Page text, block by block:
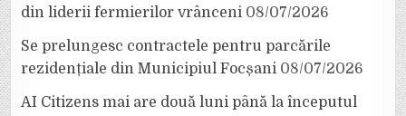
din liderii fermierilor vrânceni 08/07/2026
Se prelungesc contractele pentru parcările
rezidențiale din Municipiul Focșani 08/07/2026
AI Citizens mai are două luni până la începutul